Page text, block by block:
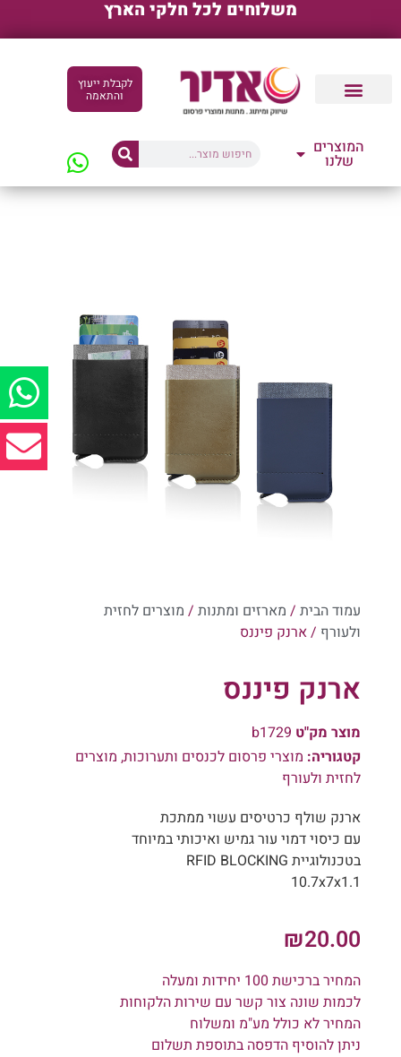
משלוחים לכל חלקי הארץ
לקבלת ייעוץ
והתאמה
המוצרים
שלנו
עמוד הבית/ מארזים ומתנות/ מוצרים לחזית
ולעורף / ארנק פיננס
ארנק פיננס
מוצר מק"ט b1729
קטגוריה: מוצרי פרסום לכנסים ותערוכות, מוצרים
לחזית ולעורף
ארנק שולף כרטיסים עשוי ממתכת
עם כיסוי דמוי עור גמיש ואיכותי במיוחד
בטכנולוגיית RFID BLOCKING
10.7x7x1.1
₪20.00
המחיר ברכישת 100 יחידות ומעלה
לכמות שונה צור קשר עם שירות הלקוחות
המחיר לא כולל מע"מ ומשלוח
ניתן להוסיף הדפסה בתוספת תשלום